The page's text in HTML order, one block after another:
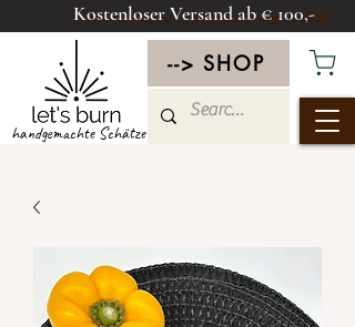
handgemachte Schätze
--> SHOP
Kostenloser Versand ab 100€
Kostenloser Versand ab € 100,-